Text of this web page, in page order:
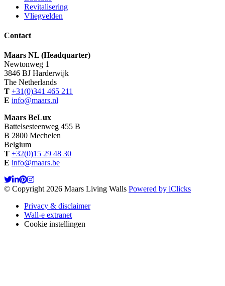
Revitalisering
Vliegvelden
Contact
Maars NL (Headquarter)
Newtonweg 1
3846 BJ Harderwijk
The Netherlands
T +31(0)341 465 211
E info@maars.nl
Maars BeLux
Battelsesteenweg 455 B
B 2800 Mechelen
Belgium
T +32(0)15 29 48 30
E info@maars.be
© Copyright 2026 Maars Living Walls Powered by iClicks
Privacy & disclaimer
Wall-e extranet
Cookie instellingen